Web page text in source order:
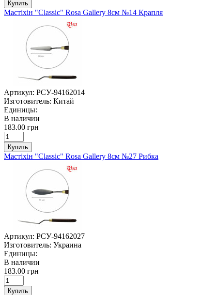
Купить
Мастіхін "Classic" Rosa Gallery 8см №14 Крапля
Артикул: РСУ-94162014
Изготовитель: Китай
Единицы:
В наличии
183.00 грн
Купить
Мастіхін "Classic" Rosa Gallery 8см №27 Рибка
Артикул: РСУ-94162027
Изготовитель: Украина
Единицы:
В наличии
183.00 грн
Купить